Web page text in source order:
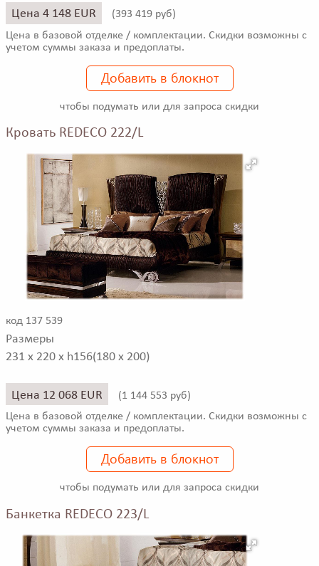
Цена 4 148 EUR (393 419 руб)
Цена в базовой отделке / комплектации. Скидки возможны с
учетом суммы заказа и предоплаты.
Добавить в блокнот
чтобы подумать или для запроса скидки
Кровать REDECO 222/L
код 137 539
Размеры
231 x 220 x h156(180 x 200)
Цена 12 068 EUR (1 144 553 руб)
Цена в базовой отделке / комплектации. Скидки возможны с
учетом суммы заказа и предоплаты.
Добавить в блокнот
чтобы подумать или для запроса скидки
Банкетка REDECO 223/L